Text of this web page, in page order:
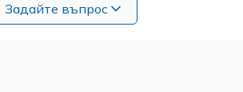
Задайте въпрос